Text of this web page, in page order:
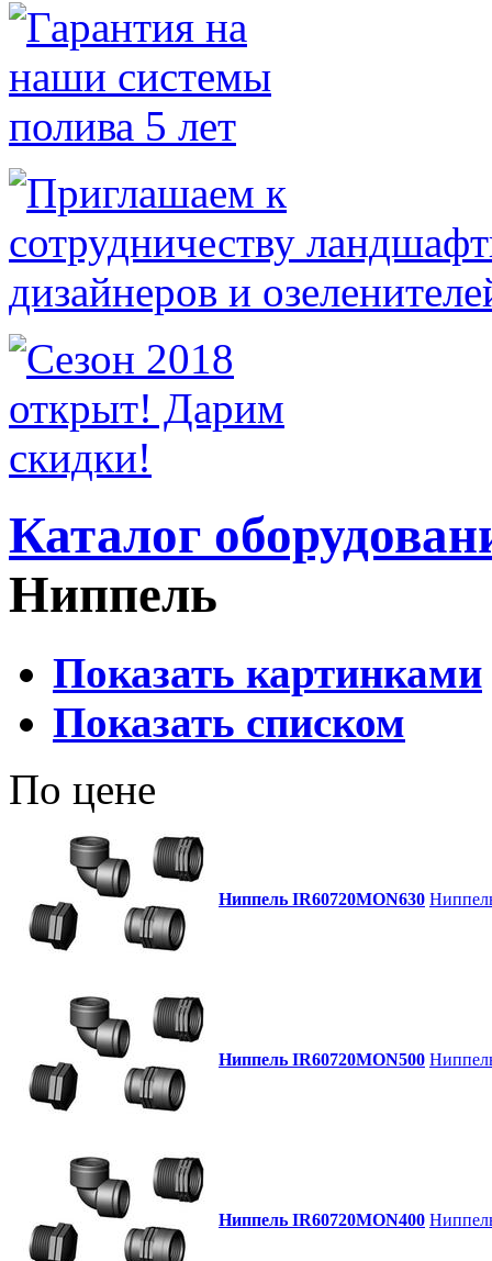
Каталог
Ниппель
Показать картинками
Показать списком
По цене
Ниппель IR60720MON630
Ниппель IR60720MON500
Ниппель IR60720MON400